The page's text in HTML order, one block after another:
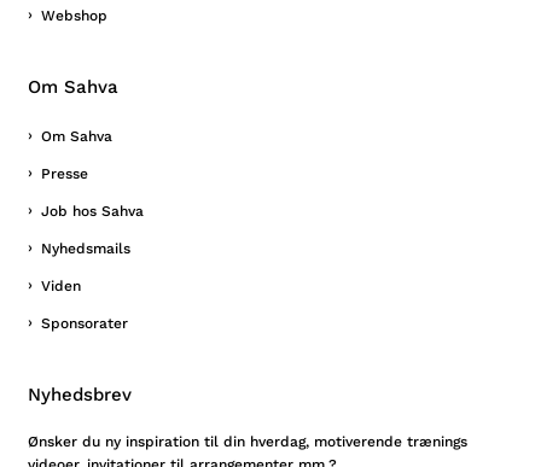
Webshop
Om Sahva
Om Sahva
Presse
Job hos Sahva
Nyhedsmails
Viden
Sponsorater
Nyhedsbrev
Ønsker du ny inspiration til din hverdag, motiverende trænings